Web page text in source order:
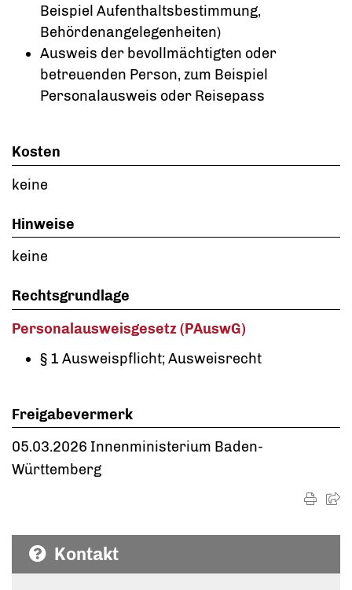
Beispiel Aufenthaltsbestimmung,
Behördenangelegenheiten)
Ausweis der bevollmächtigten oder
betreuenden Person, zum Beispiel
Personalausweis oder Reisepass
Kosten
keine
Hinweise
keine
Rechtsgrundlage
Personalausweisgesetz (PAuswG)
§ 1 Ausweispflicht; Ausweisrecht
Freigabevermerk
05.03.2026 Innenministerium Baden-
Württemberg
Kontakt